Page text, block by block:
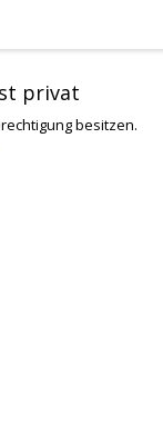
privat
besitzen.